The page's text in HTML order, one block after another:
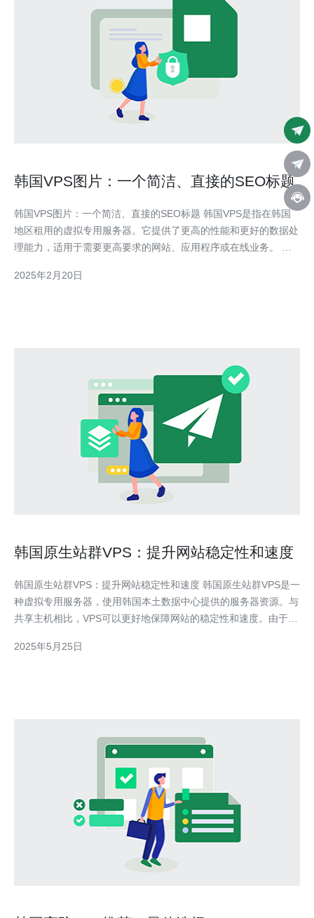
韩国VPS图片：一个简洁、直接的SEO标题
韩国VPS图片：一个简洁、直接的SEO标题 韩国VPS是指在韩国
地区租用的虚拟专用服务器。它提供了更高的性能和更好的数据处
理能力，适用于需要更高要求的网站、应用程序或在线业务。 韩
国、日本、俄罗斯等邻国交通便利。 高速网络连接：韩国拥有快
2025年2月20日
韩国原生站群VPS：提升网站稳定性和速度
韩国原生站群VPS：提升网站稳定性和速度 韩国原生站群VPS是一
种虚拟专用服务器，使用韩国本土数据中心提供的服务器资源。与
共享主机相比，VPS可以更好地保障网站的稳定性和速度。由于
他网站对自己网站的影响。 选择韩国原生站群VPS的理由有很
2025年5月25日